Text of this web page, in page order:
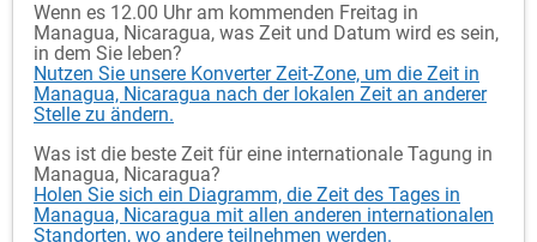
Wenn es 12.00 Uhr am kommenden Freitag in
Managua, Nicaragua, was Zeit und Datum wird es sein,
in dem Sie leben?
Nutzen Sie unsere Konverter Zeit-Zone, um die Zeit in
Managua, Nicaragua nach der lokalen Zeit an anderer
Stelle zu ändern.
Was ist die beste Zeit für eine internationale Tagung in
Managua, Nicaragua?
Holen Sie sich ein Diagramm, die Zeit des Tages in
Managua, Nicaragua mit allen anderen internationalen
Standorten, wo andere teilnehmen werden.